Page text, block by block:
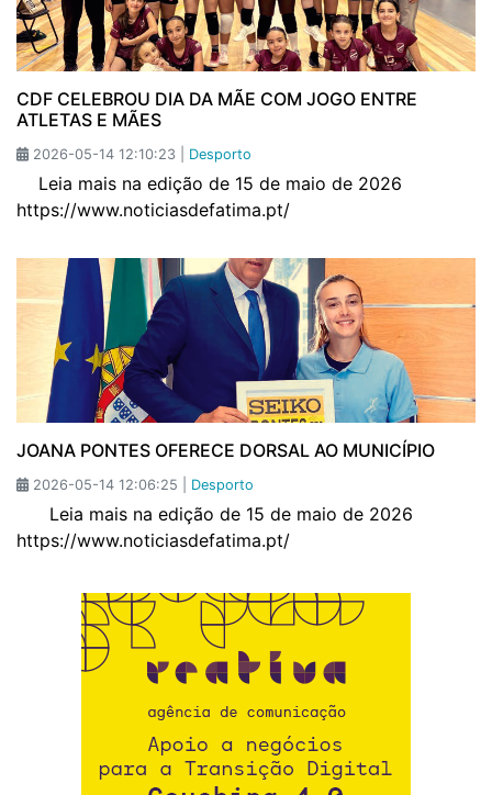
CDF CELEBROU DIA DA MÃE COM JOGO ENTRE
ATLETAS E MÃES
2026-05-14 12:10:23 | Desporto
Leia mais na edição de 15 de maio de 2026
https://www.noticiasdefatima.pt/
JOANA PONTES OFERECE DORSAL AO MUNICÍPIO
2026-05-14 12:06:25 | Desporto
Leia mais na edição de 15 de maio de 2026
https://www.noticiasdefatima.pt/